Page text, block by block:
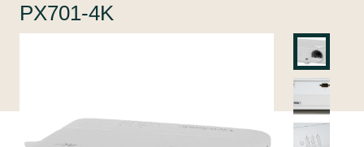
PX701-4K